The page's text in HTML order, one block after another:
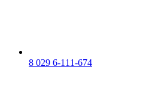
8 029 6-111-674